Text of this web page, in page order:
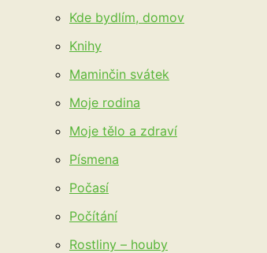
Kde bydlím, domov
Knihy
Maminčin svátek
Moje rodina
Moje tělo a zdraví
Písmena
Počasí
Počítání
Rostliny – houby